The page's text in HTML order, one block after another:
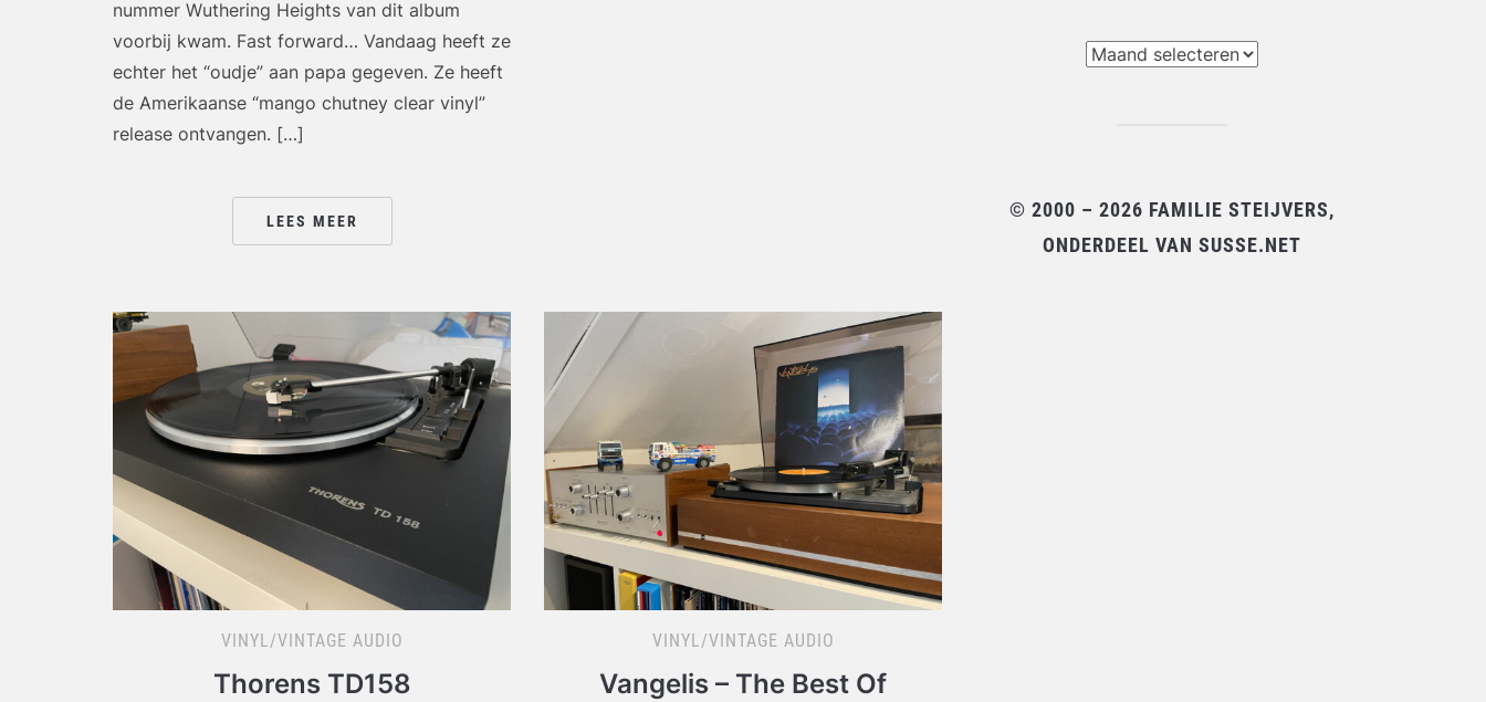
nummer Wuthering Heights van dit album
voorbij kwam. Fast forward… Vandaag heeft ze
echter het “oudje” aan papa gegeven. Ze heeft
de Amerikaanse “mango chutney clear vinyl”
release ontvangen. […]
LEES MEER
VINYL/VINTAGE AUDIO
Thorens TD158
VINYL/VINTAGE AUDIO
Vangelis – The Best Of
© 2000 – 2026 FAMILIE STEIJVERS,
ONDERDEEL VAN SUSSE.NET